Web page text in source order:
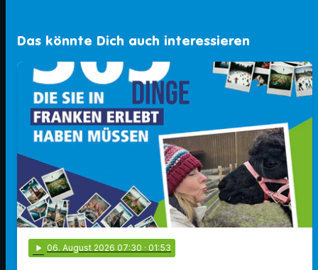
Das könnte Dich auch interessieren
play_arrow 06. August 2026 07:30 · 01:53